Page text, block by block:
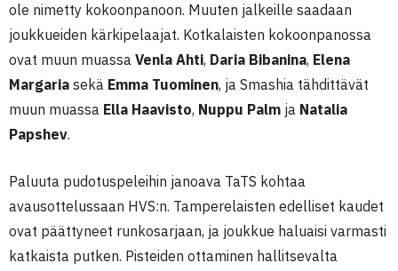
ole nimetty kokoonpanoon. Muuten jalkeille saadaan
joukkueiden kärkipelaajat. Kotkalaisten kokoonpanossa
ovat muun muassa Venla Ahti, Daria Bibanina, Elena
Margaria sekä Emma Tuominen, ja Smashia tähdittävät
muun muassa Ella Haavisto, Nuppu Palm ja Natalia
Papshev.
Paluuta pudotuspeleihin janoava TaTS kohtaa
avausottelussaan HVS:n. Tamperelaisten edelliset kaudet
ovat päättyneet runkosarjaan, ja joukkue haluaisi varmasti
katkaista putken. Pisteiden ottaminen hallitsevalta